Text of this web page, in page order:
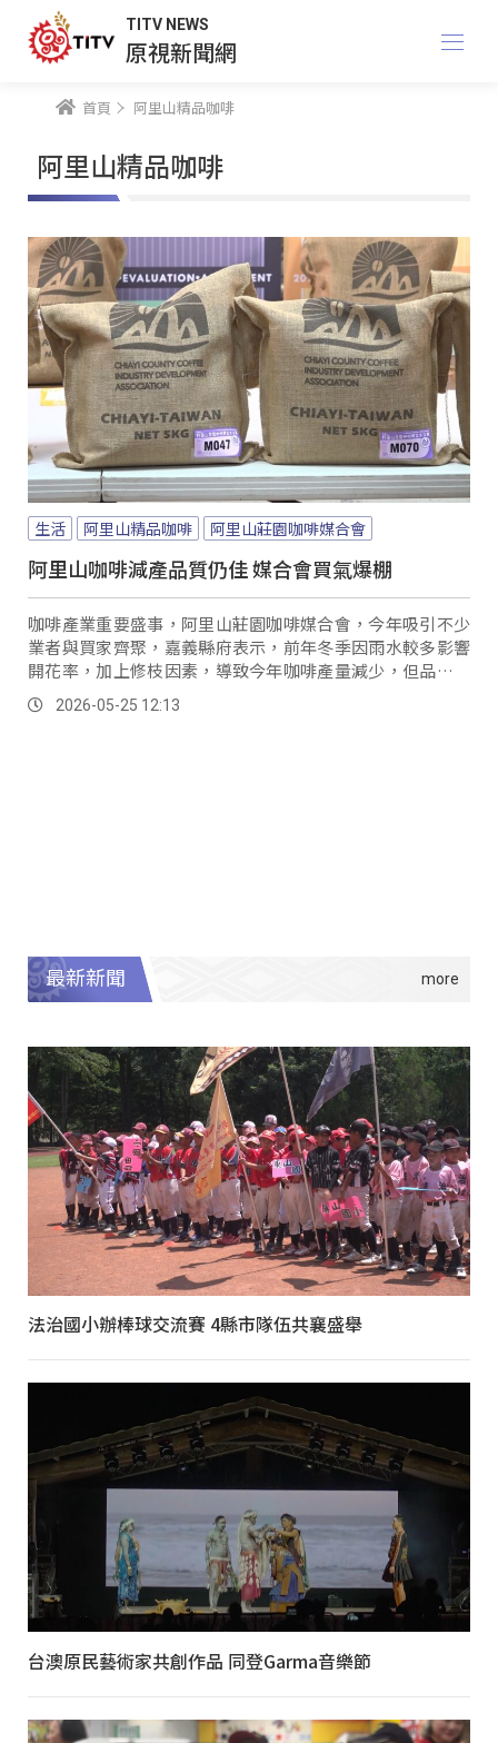
TITV NEWS
原視新聞網
首頁 阿里山精品咖啡
阿里山精品咖啡
生活 阿里山精品咖啡 阿里山莊園咖啡媒合會
阿里山咖啡減產品質仍佳 媒合會買氣爆棚
咖啡產業重要盛事，阿里山莊園咖啡媒合會，今年吸引不少
業者與買家齊聚，嘉義縣府表示，前年冬季因雨水較多影響
開花率，加上修枝因素，導致今年咖啡產量減少，但品質並
未受到影響，風味仍維持精品等級，媒合會交易總量達1315
公斤，成交金額突破550萬元。
2026-05-25 12:13
最新新聞
法治國小辦棒球交流賽 4縣市隊伍共襄盛舉
台澳原民藝術家共創作品 同登Garma音樂節